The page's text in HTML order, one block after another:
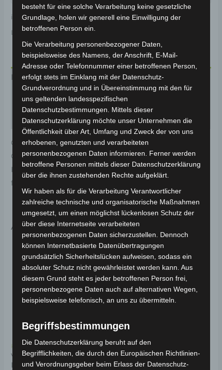
inkl. 19 % MwSt.Kostenloser Versand
Lieferzeit:Versandfertig innerhalb 24 Stunden*
Beschreibung
Produktsicherheit
Rezensionen (0)
Original-Ersatzteil für den Elektro-Scooter VSM.
Controller für optimale Funktionalität und
Haltbarkeit. Weitere Informationen zum Fahrzeug
findest du hier:
Ähnliche Produkte
Kostenloser Versand
VSM
LADEBUCHSENPLATZ
Kostenloser Versand
VSM SEITENSTÄNDER
besteht für eine solche Verarbeitung keine gesetzliche
Grundlage, holen wir generell eine Einwilligung der
betroffenen Person ein.
Die Verarbeitung personenbezogener Daten,
beispielsweise des Namens, der Anschrift, E-Mail-
Adresse oder Telefonnummer einer betroffenen Person,
erfolgt stets im Einklang mit der Datenschutz-
Grundverordnung und in Übereinstimmung mit den für
uns geltenden landesspezifischen
Datenschutzbestimmungen. Mittels dieser
Datenschutzerklärung möchte unser Unternehmen die
Öffentlichkeit über Art, Umfang und Zweck der von uns
erhobenen, genutzten und verarbeiteten
personenbezogenen Daten informieren. Ferner werden
betroffene Personen mittels dieser Datenschutzerklärung
über die ihnen zustehenden Rechte aufgeklärt.
Wir haben als für die Verarbeitung Verantwortlicher
zahlreiche technische und organisatorische Maßnahmen
umgesetzt, um einen möglichst lückenlosen Schutz der
über diese Internetseite verarbeiteten
personenbezogenen Daten sicherzustellen. Dennoch
können Internetbasierte Datenübertragungen
grundsätzlich Sicherheitslücken aufweisen, sodass ein
absoluter Schutz nicht gewährleistet werden kann. Aus
diesem Grund steht es jeder betroffenen Person frei,
personenbezogene Daten auch auf alternativen Wegen,
beispielsweise telefonisch, an uns zu übermitteln.
Begriffsbestimmungen
Die Datenschutzerklärung beruht auf den
Begrifflichkeiten, die durch den Europäischen Richtlinien-
und Verordnungsgeber beim Erlass der Datenschutz-